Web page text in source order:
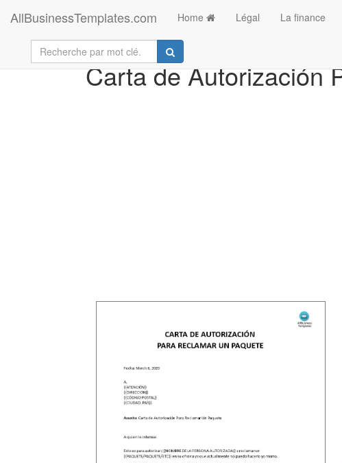
AllBusinessTemplates.com Home Légal La finance
Carta de Autorización